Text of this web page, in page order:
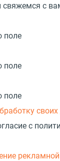
свяжемся с
поле
поле
поле
с